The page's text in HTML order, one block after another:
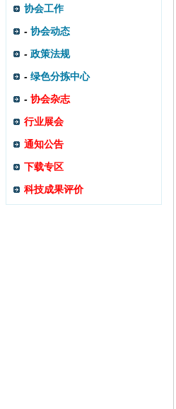
协会工作
- 协会动态
- 政策法规
- 绿色分拣中心
- 协会杂志
行业展会
通知公告
下载专区
科技成果评价